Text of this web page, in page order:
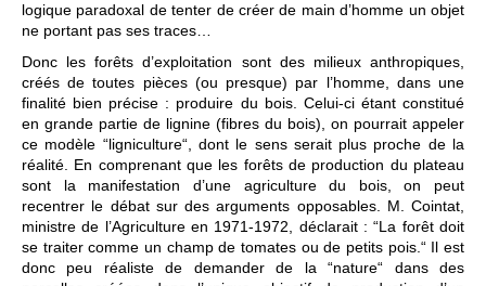
logique paradoxal de tenter de créer de main d’homme un objet
ne portant pas ses traces…
Donc les forêts d’exploitation sont des milieux anthropiques,
créés de toutes pièces (ou presque) par l’homme, dans une
finalité bien précise : produire du bois. Celui-ci étant constitué
en grande partie de lignine (fibres du bois), on pourrait appeler
ce modèle “ligniculture“, dont le sens serait plus proche de la
réalité. En comprenant que les forêts de production du plateau
sont la manifestation d’une agriculture du bois, on peut
recentrer le débat sur des arguments opposables. M. Cointat,
ministre de l’Agriculture en 1971-1972, déclarait : “La forêt doit
se traiter comme un champ de tomates ou de petits pois.“ Il est
donc peu réaliste de demander de la “nature“ dans des